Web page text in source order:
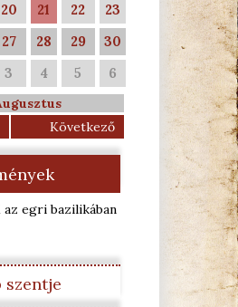
20 21 22
23
27 28 29
30
3 4 5 6
Következő
az egri bazilikában
szentje